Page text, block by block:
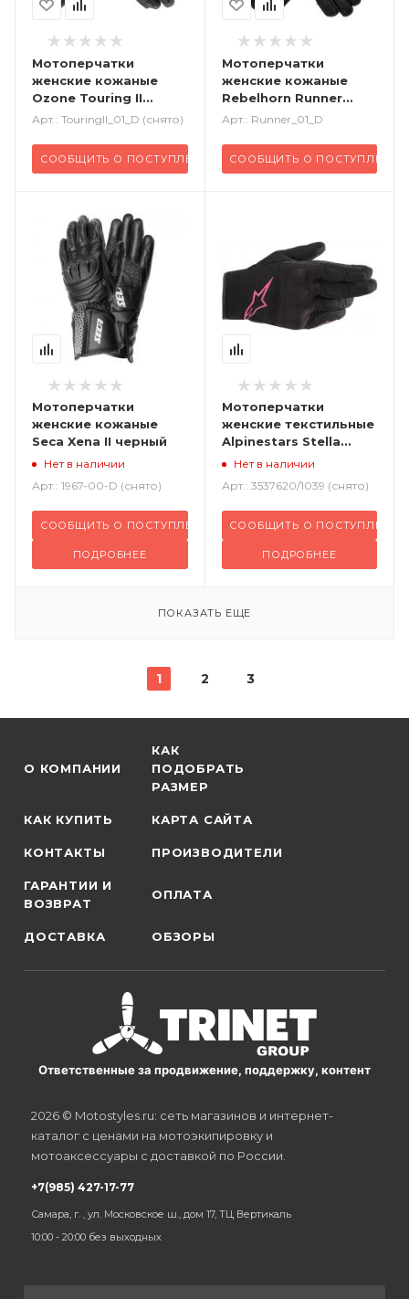
Мотоперчатки
женские кожаные
Ozone Touring II
черный
Арт.: TouringII_01_D (снято)
СООБЩИТЬ О ПОСТУПЛЕНИИ
Мотоперчатки
женские кожаные
Rebelhorn Runner
черный
Арт.: Runner_01_D
СООБЩИТЬ О ПОСТУПЛЕНИИ
Мотоперчатки
женские кожаные
Seca Xena II черный
Нет в наличии
Арт.: 1967-00-D (снято)
СООБЩИТЬ О ПОСТУПЛЕНИИ
ПОДРОБНЕЕ
Мотоперчатки
женские текстильные
Alpinestars Stella
черный розовый
Нет в наличии
Арт.: 3537620/1039 (снято)
СООБЩИТЬ О ПОСТУПЛЕНИИ
ПОДРОБНЕЕ
ПОКАЗАТЬ ЕЩЕ
1 2 3
О КОМПАНИИ
КАК
ПОДОБРАТЬ
РАЗМЕР
КАК КУПИТЬ КАРТА САЙТА
КОНТАКТЫ ПРОИЗВОДИТЕЛИ
ГАРАНТИИ И
ВОЗВРАТ
ОПЛАТА
ДОСТАВКА ОБЗОРЫ
Ответственные за продвижение, поддержку, контент
2026 © Motostyles.ru: сеть магазинов и интернет-
каталог с ценами на мотоэкипировку и
мотоаксессуары с доставкой по России.
+7(985) 427-17-77
Самара, г. , ул. Московское ш., дом 17, ТЦ Вертикаль
10:00 - 20:00 без выходных